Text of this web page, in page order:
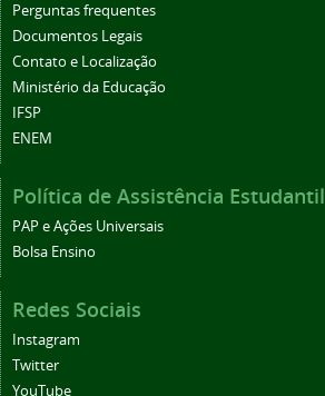
Perguntas frequentes
Documentos Legais
Contato e Localização
Ministério da Educação
IFSP
ENEM
Política de Assistência Estudantil
PAP e Ações Universais
Bolsa Ensino
Redes Sociais
Instagram
Twitter
YouTube